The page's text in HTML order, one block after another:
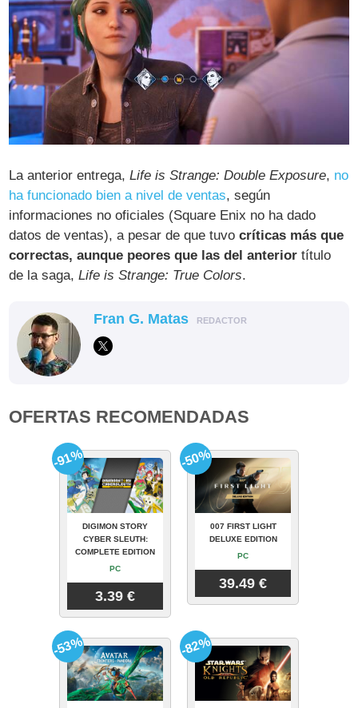
La anterior entrega,Life is Strange: Double Exposure, no
ha funcionado bien a nivel de ventas, según
informaciones no oficiales (Square Enix no ha dado
datos de ventas), a pesar de que tuvocríticas más que
correctas, aunque peores que las del anterior título
de la saga,Life is Strange: True Colors.
Fran G. Matas REDACTOR
OFERTAS RECOMENDADAS
DIGIMON STORY
CYBER SLEUTH:
COMPLETE EDITION
PC
3.39 €
-91%
007 FIRST LIGHT
DELUXE EDITION
PC
39.49 €
-50%
-53% -82%